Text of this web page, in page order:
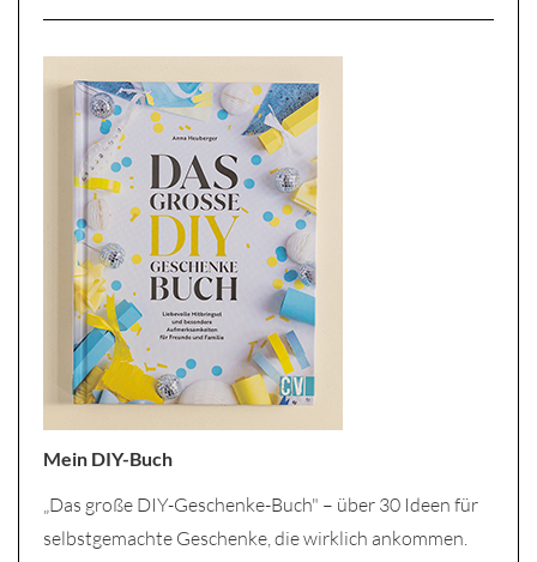
Mein DIY-Buch
„Das große DIY-Geschenke-Buch" – über 30 Ideen für
selbstgemachte Geschenke, die wirklich ankommen.